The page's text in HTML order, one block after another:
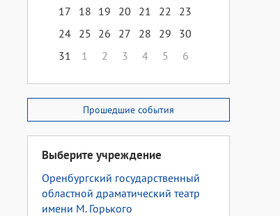
17
18 19 20 21 22
23
24 25 26 27 28 29
30
31
1 2 3 4 5 6
Прошедшие события
Выберите учреждение
Оренбургский государственный
областной драматический театр
имени М. Горького